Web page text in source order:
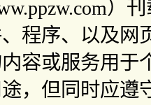
）刊
程序、以及网
容或服务用于
，但同时应遵